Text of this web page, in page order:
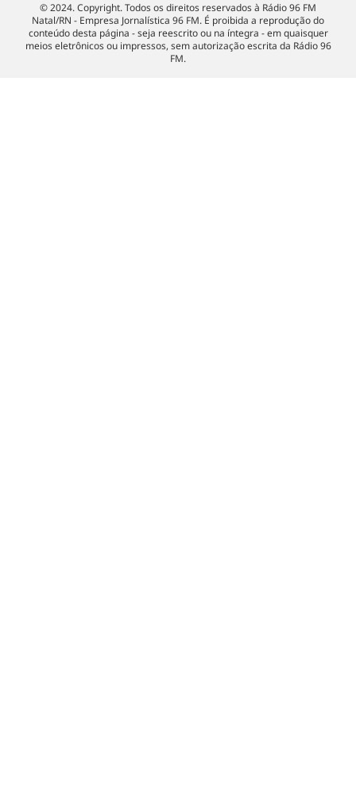
© 2024. Copyright. Todos os direitos reservados à Rádio 96 FM
Natal/RN - Empresa Jornalística 96 FM. É proibida a reprodução do
conteúdo desta página - seja reescrito ou na íntegra - em quaisquer
meios eletrônicos ou impressos, sem autorização escrita da Rádio 96
FM.